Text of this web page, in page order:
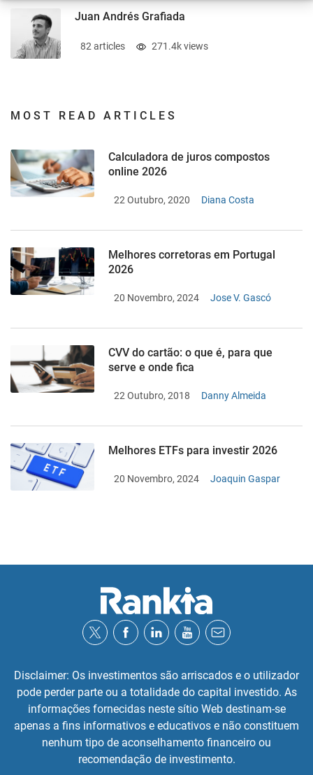
Juan Andrés Grafiada
82 articles 271.4k views
MOST READ ARTICLES
Calculadora de juros compostos
online 2026
22 Outubro, 2020 Diana Costa
Melhores corretoras em Portugal
2026
20 Novembro, 2024 Jose V. Gascó
CVV do cartão: o que é, para que
serve e onde fica
22 Outubro, 2018 Danny Almeida
Melhores ETFs para investir 2026
20 Novembro, 2024 Joaquin Gaspar
Disclaimer: Os investimentos são arriscados e o utilizador
pode perder parte ou a totalidade do capital investido. As
informações fornecidas neste sítio Web destinam-se
apenas a fins informativos e educativos e não constituem
nenhum tipo de aconselhamento financeiro ou
recomendação de investimento.